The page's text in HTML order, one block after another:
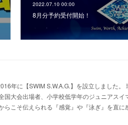
2022.07.10 00:00
8月分予約受付開始！
年に【SWIM S.W.A.G.】を設立しました
大会出場者、小学校低学年のジュニアスイ
らこそ伝えられる『感覚』や『泳ぎ』を直